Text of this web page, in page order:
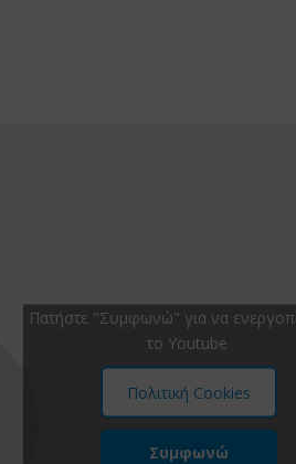
Πατήστε "Συμφωνώ" για να
το Youtube
Πολιτική Cookies
Συμφωνώ